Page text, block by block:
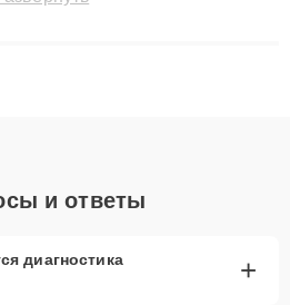
и ответы
диагностика
+